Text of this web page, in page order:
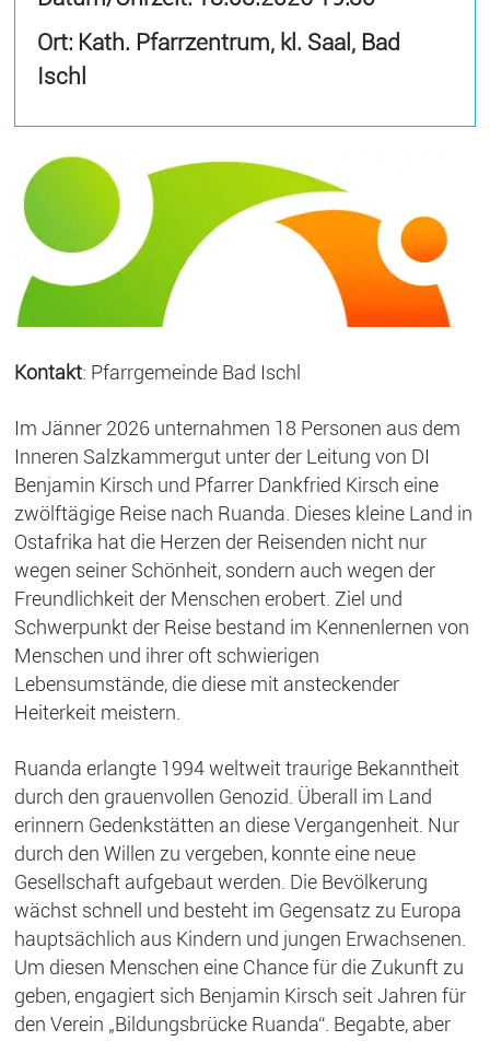
Ort: Kath. Pfarrzentrum, kl. Saal, Bad
Ischl
Kontakt: Pfarrgemeinde Bad Ischl
Im Jänner 2026 unternahmen 18 Personen aus dem
Inneren Salzkammergut unter der Leitung von DI
Benjamin Kirsch und Pfarrer Dankfried Kirsch eine
zwölftägige Reise nach Ruanda. Dieses kleine Land in
Ostafrika hat die Herzen der Reisenden nicht nur
wegen seiner Schönheit, sondern auch wegen der
Freundlichkeit der Menschen erobert. Ziel und
Schwerpunkt der Reise bestand im Kennenlernen von
Menschen und ihrer oft schwierigen
Lebensumstände, die diese mit ansteckender
Heiterkeit meistern.
Ruanda erlangte 1994 weltweit traurige Bekanntheit
durch den grauenvollen Genozid. Überall im Land
erinnern Gedenkstätten an diese Vergangenheit. Nur
durch den Willen zu vergeben, konnte eine neue
Gesellschaft aufgebaut werden. Die Bevölkerung
wächst schnell und besteht im Gegensatz zu Europa
hauptsächlich aus Kindern und jungen Erwachsenen.
Um diesen Menschen eine Chance für die Zukunft zu
geben, engagiert sich Benjamin Kirsch seit Jahren für
den Verein „Bildungsbrücke Ruanda“. Begabte, aber